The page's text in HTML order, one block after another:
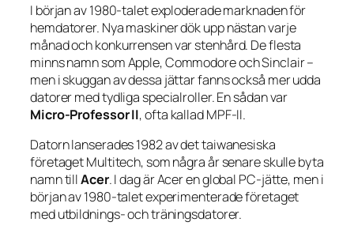
I början av 1980-talet exploderade marknaden för
hemdatorer. Nya maskiner dök upp nästan varje
månad och konkurrensen var stenhård. De flesta
minns namn som Apple, Commodore och Sinclair –
men i skuggan av dessa jättar fanns också mer udda
datorer med tydliga specialroller. En sådan var
Micro-Professor II, ofta kallad MPF-II.
Datorn lanserades 1982 av det taiwanesiska
företaget Multitech, som några år senare skulle byta
namn tillAcer. I dag är Acer en global PC-jätte, men i
början av 1980-talet experimenterade företaget
med utbildnings- och träningsdatorer.